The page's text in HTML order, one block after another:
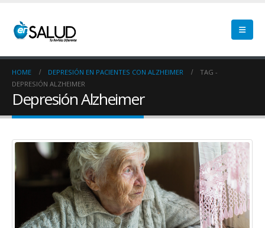
HOME DEPRESIÓN EN PACIENTES CON ALZHEIMER
TAG -
DEPRESIÓN ALZHEIMER
Depresión Alzheimer